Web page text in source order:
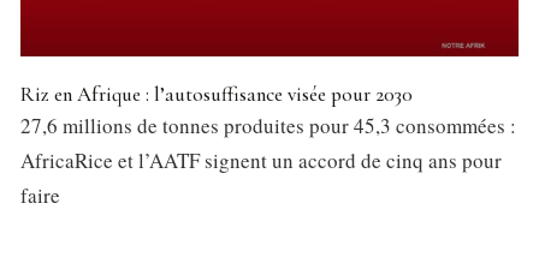
Riz en Afrique : l’autosuffisance visée pour 2030
27,6 millions de tonnes produites pour 45,3 consommées :
AfricaRice et l’AATF signent un accord de cinq ans pour
faire